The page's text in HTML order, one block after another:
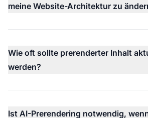
meine Website-Architektur zu
Wie oft sollte prerenderter Inhalt
werden?
Ist AI-Prerendering notwendig,